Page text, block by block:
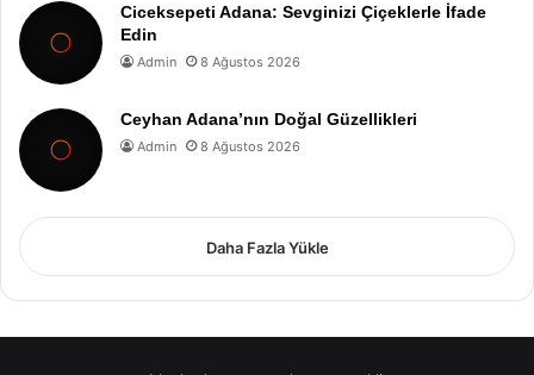
Ciceksepeti Adana: Sevginizi Çiçeklerle İfade
Edin
Admin 8 Ağustos 2026
Ceyhan Adana’nın Doğal Güzellikleri
Admin 8 Ağustos 2026
Daha Fazla Yükle